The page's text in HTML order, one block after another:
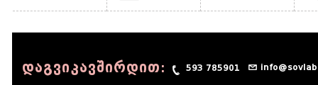
დაგვიკავშირდით: 593 785901